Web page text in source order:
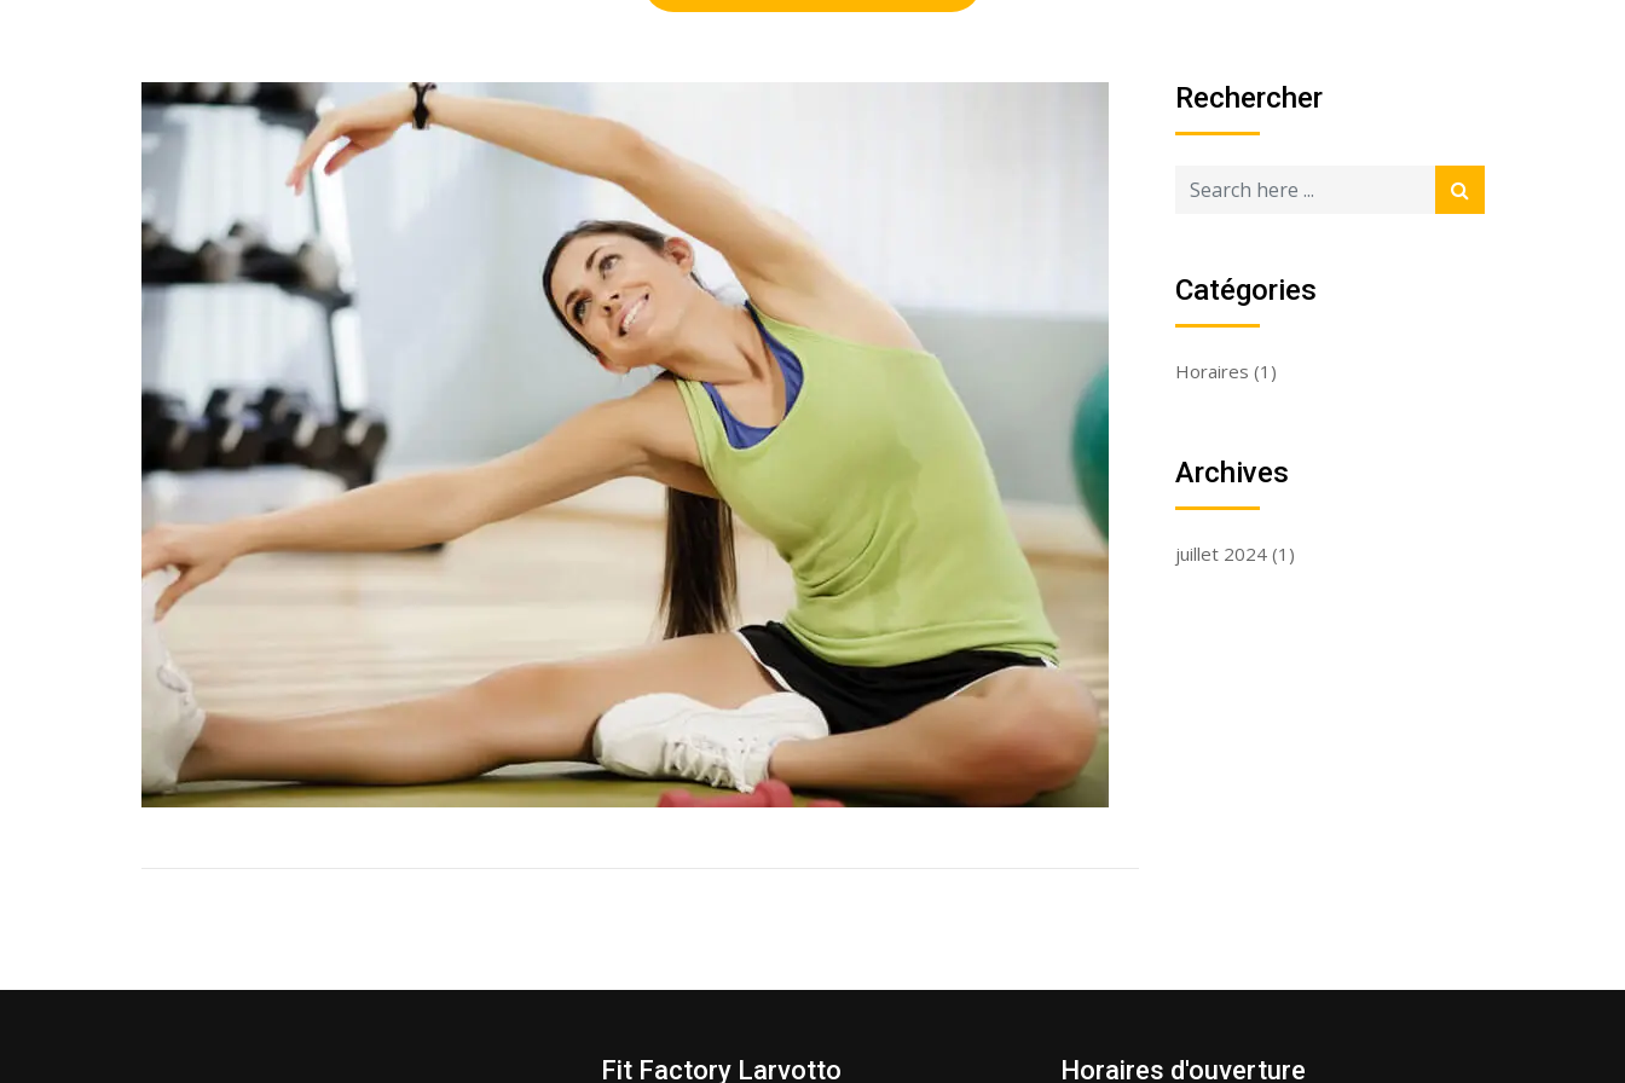
Rechercher
Catégories
Horaires (1)
Archives
juillet 2024 (1)
Fit Factory Larvotto Horaires d'ouverture